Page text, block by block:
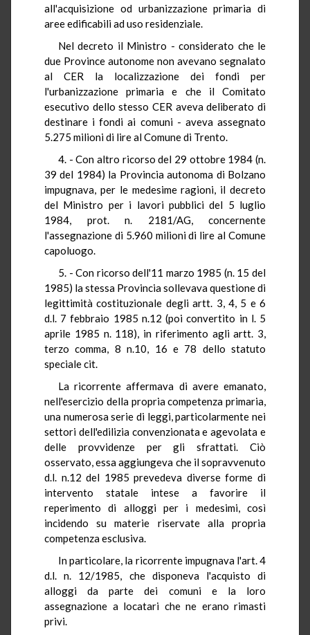
all'acquisizione od urbanizzazione primaria di
aree edificabili ad uso residenziale.
Nel decreto il Ministro - considerato che le
due Province autonome non avevano segnalato
al CER la localizzazione dei fondi per
l'urbanizzazione primaria e che il Comitato
esecutivo dello stesso CER aveva deliberato di
destinare i fondi ai comuni - aveva assegnato
5.275 milioni di lire al Comune di Trento.
4. - Con altro ricorso del 29 ottobre 1984 (n.
39 del 1984) la Provincia autonoma di Bolzano
impugnava, per le medesime ragioni, il decreto
del Ministro per i lavori pubblici del 5 luglio
1984, prot. n. 2181/AG, concernente
l'assegnazione di 5.960 milioni di lire al Comune
capoluogo.
5. - Con ricorso dell'11 marzo 1985 (n. 15 del
1985) la stessa Provincia sollevava questione di
legittimità costituzionale degli artt. 3, 4, 5 e 6
d.l. 7 febbraio 1985 n.12 (poi convertito in l. 5
aprile 1985 n. 118), in riferimento agli artt. 3,
terzo comma, 8 n.10, 16 e 78 dello statuto
speciale cit.
La ricorrente affermava di avere emanato,
nell'esercizio della propria competenza primaria,
una numerosa serie di leggi, particolarmente nei
settori dell'edilizia convenzionata e agevolata e
delle provvidenze per gli sfrattati. Ciò
osservato, essa aggiungeva che il sopravvenuto
d.l. n.12 del 1985 prevedeva diverse forme di
intervento statale intese a favorire il
reperimento di alloggi per i medesimi, così
incidendo su materie riservate alla propria
competenza esclusiva.
In particolare, la ricorrente impugnava l'art. 4
d.l. n. 12/1985, che disponeva l'acquisto di
alloggi da parte dei comuni e la loro
assegnazione a locatari che ne erano rimasti
privi.